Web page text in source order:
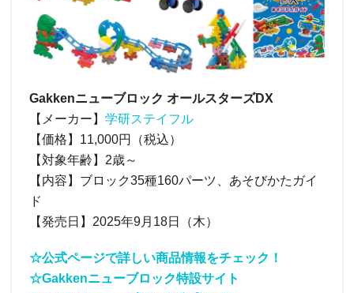
Gakkenニューブロック オールスターズDX
【メーカー】 学研ステイフル
【価格】11,000円（税込）
【対象年齢】2歳～
【内容】ブロック35種160パーツ、あそびかたガイ
ド
【発売日】2025年9月18日（木）
☆公式ページで詳しい商品情報をチェック！
☆Gakkenニューブロック特設サイト